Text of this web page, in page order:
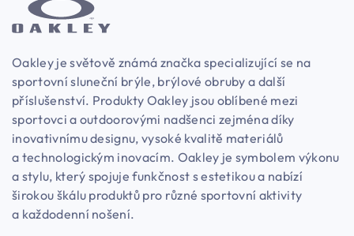
Oakley je světově známá značka specializující se na
sportovní sluneční brýle, brýlové obruby a další
příslušenství. Produkty Oakley jsou oblíbené mezi
sportovci a outdoorovými nadšenci zejména díky
inovativnímu designu, vysoké kvalitě materiálů
a technologickým inovacím. Oakley je symbolem výkonu
a stylu, který spojuje funkčnost s estetikou a nabízí
širokou škálu produktů pro různé sportovní aktivity
a každodenní nošení.